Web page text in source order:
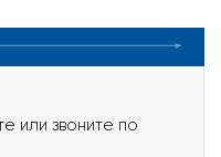
или звоните по